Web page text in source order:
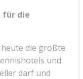
für die
die größte
und
darf und